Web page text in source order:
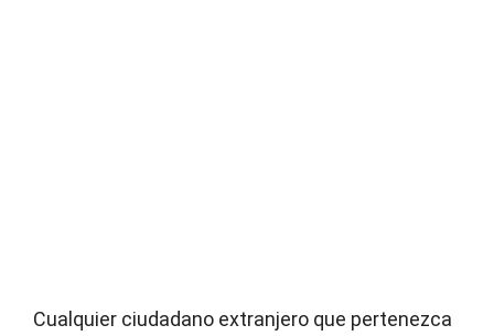
Cualquier ciudadano extranjero que pertenezca